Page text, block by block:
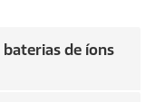
de íons